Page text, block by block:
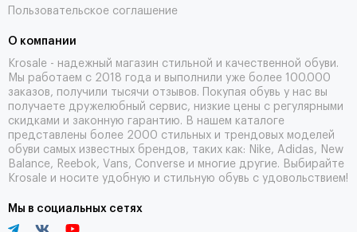
Пользовательское соглашение
О компании
Krosale - надежный магазин стильной и качественной обуви.
Мы работаем с 2018 года и выполнили уже более 100.000
заказов, получили тысячи отзывов . Покупая обувь у нас вы
получаете дружелюбный сервис, низкие цены с регулярными
скидками и законную гарантию. В нашем каталоге
представлены более 2000 стильных и трендовых моделей
обуви самых известных брендов, таких как: Nike, Adidas, New
Balance, Reebok, Vans, Converse и многие другие. Выбирайте
Krosale и носите удобную и стильную обувь с удовольствием!
Мы в социальных сетях